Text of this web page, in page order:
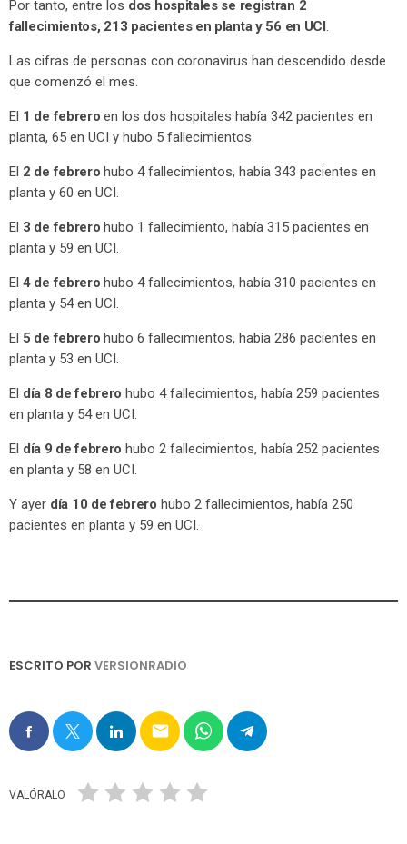
Por tanto, entre los dos hospitales se registran 2
fallecimientos, 213 pacientes en planta y 56 en UCI
Las cifras de personas con coronavirus han descendido desde
que comenzó el mes.
El 1 de febrero en los dos hospitales había 342 pacientes en
planta, 65 en UCI y hubo 5 fallecimientos.
El 2 de febrero hubo 4 fallecimientos, había 343 pacientes en
planta y 60 en UCI.
El 3 de febrerohubo 1 fallecimiento, había 315 pacientes en
planta y 59 en UCI.
El 4 de febrero hubo 4 fallecimientos, había 310 pacientes en
planta y 54 en UCI.
El 5 de febrerohubo 6 fallecimientos, había 286 pacientes en
planta y 53 en UCI.
El día 8 de febrero hubo 4 fallecimientos, había 259 pacientes
en planta y 54 en UCI.
El día 9 de febrero hubo 2 fallecimientos, había 252 pacientes
en planta y 58 en UCI.
Y ayer día 10 de febrero hubo 2 fallecimientos, había 250
pacientes en planta y 59 en UCI.
ESCRITO POR VERSIONRADIO
email
VALÓRALO